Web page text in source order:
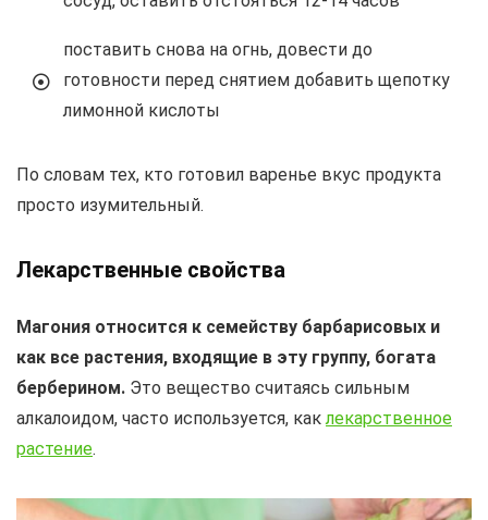
поставить снова на огнь, довести до
готовности перед снятием добавить щепотку
лимонной кислоты
По словам тех, кто готовил варенье вкус продукта
просто изумительный.
Лекарственные свойства
Магония относится к семейству барбарисовых и
как все растения, входящие в эту группу, богата
берберином. Это вещество считаясь сильным
алкалоидом, часто используется, каклекарственное
растение.